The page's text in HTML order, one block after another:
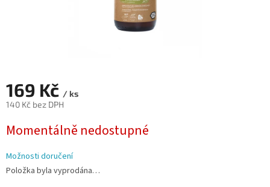
169 Kč / ks
140 Kč bez DPH
cena:
Momentálně nedostupné
Možnosti doručení
Položka byla vyprodána…